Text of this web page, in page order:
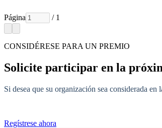
Página / 1
CONSIDÉRESE PARA UN PREMIO
Solicite participar en la
Si desea que su organización sea considerada
Regístrese ahora